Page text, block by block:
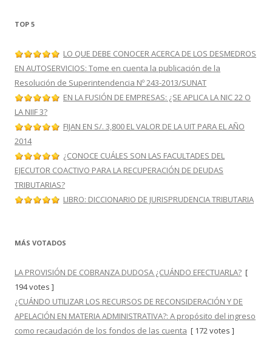
TOP 5
LO QUE DEBE CONOCER ACERCA DE LOS DESMEDROS
EN AUTOSERVICIOS: Tome en cuenta la publicación de la
Resolución de Superintendencia Nº 243-2013/SUNAT
EN LA FUSIÓN DE EMPRESAS: ¿SE APLICA LA NIC 22 O
LA NIIF 3?
FIJAN EN S/. 3,800 EL VALOR DE LA UIT PARA EL AÑO
2014
¿CONOCE CUÁLES SON LAS FACULTADES DEL
EJECUTOR COACTIVO PARA LA RECUPERACIÓN DE DEUDAS
TRIBUTARIAS?
LIBRO: DICCIONARIO DE JURISPRUDENCIA TRIBUTARIA
MÁS VOTADOS
LA PROVISIÓN DE COBRANZA DUDOSA ¿CUÁNDO EFECTUARLA? [
194 votes ]
¿CUÁNDO UTILIZAR LOS RECURSOS DE RECONSIDERACIÓN Y DE
APELACIÓN EN MATERIA ADMINISTRATIVA?: A propósito del ingreso
como recaudación de los fondos de las cuenta [ 172 votes ]